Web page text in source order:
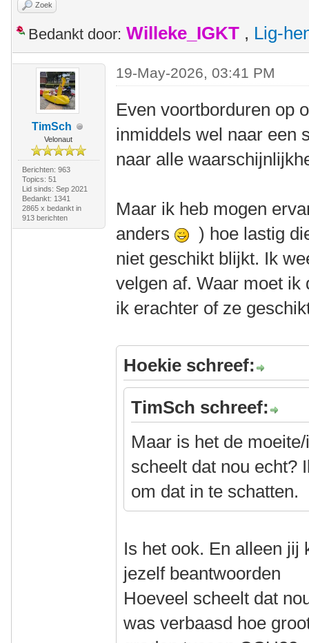
Zoek
Bedankt door: Willeke_IGKT , Lig-
TimSch
Velonaut
Berichten: 963
Topics: 51
Lid sinds: Sep 2021
Bedankt: 1341
2865 x bedankt in
913 berichten
19-May-2026, 03:41 PM
Even voortborduren op
inmiddels wel naar een
naar alle
Maar ik heb mogen
anders
) hoe lastig
niet geschikt blijkt. Ik
velgen af. Waar moet
ik erachter of ze
Hoekie schreef:
TimSch schreef:
Maar is het de
scheelt dat nou echt?
om dat in te schatten.
Is het ook. En alleen jij
jezelf beantwoorden
Hoeveel scheelt dat
was verbaasd hoe